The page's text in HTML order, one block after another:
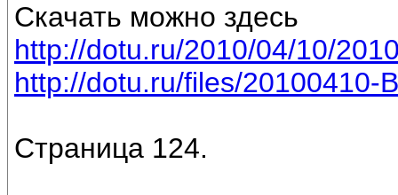
Скачать можно здесь
http://dotu.ru/2010/04/10/
http://dotu.ru/files/20100410-
Страница 124.